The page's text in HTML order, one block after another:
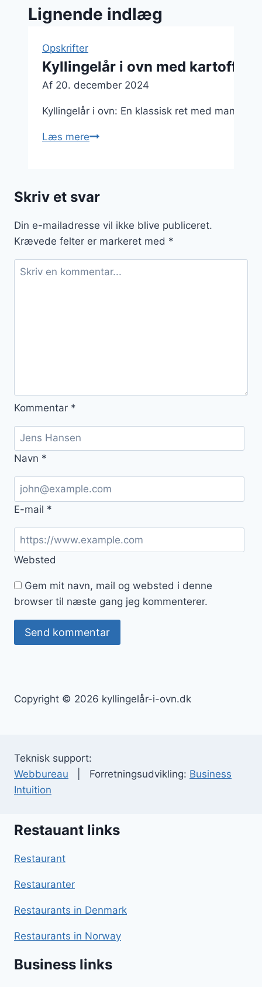
Lignende indlæg
Opskrifter
Kyllingelår i ovn med
Af 20. december 2024
Kyllingelår i ovn: En klassisk ret med mange
Læs mereKyllingelår
kartoffelmos
svampe
Skriv et svar
Din e-mailadresse vil ikke blive publiceret.
Krævede felter er markeret med *
Kommentar *
Navn *
E-mail *
Websted
Gem mit navn, mail og websted i denne
browser til næste gang jeg kommenterer.
Copyright © 2026 kyllingelår-i-ovn.dk
Teknisk support:
Webbureau | Forretningsudvikling: Business
Intuition
Restauant links
Restaurant
Restauranter
Restaurants in Denmark
Restaurants in Norway
Business links